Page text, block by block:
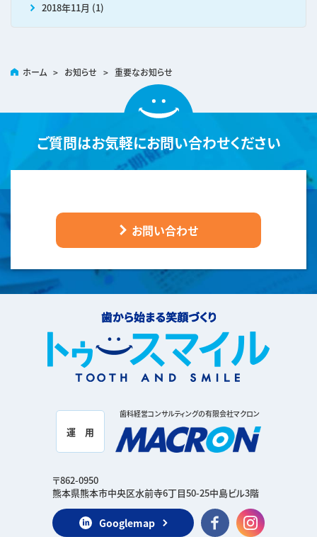
2018年11月 (1)
ホーム > お知らせ > 重要なお知らせ
ご質問はお気軽にお問い合わせください
お問い合わせ
運 用
歯科経営コンサルティングの有限会社マクロン
〒862-0950
熊本県熊本市中央区水前寺6丁目50-25中島ビル3階
Googlemap